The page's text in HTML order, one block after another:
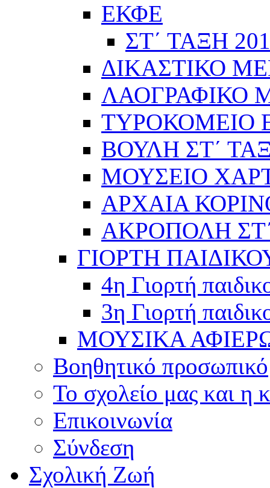
ΕΚΦΕ
ΣΤ΄ ΤΑΞΗ
ΔΙΚΑΣΤΙΚΟ
ΛΑΟΓΡΑΦΙΚΟ
ΤΥΡΟΚΟΜΕΙΟ
ΒΟΥΛΗ ΣΤ΄
ΜΟΥΣΕΙΟ
ΑΡΧΑΙΑ
ΑΚΡΟΠΟΛΗ
ΓΙΟΡΤΗ
4η Γιορτή
3η Γιορτή
ΜΟΥΣΙΚΑ
Βοηθητικό προσωπικό
Το σχολείο μας και η
Επικοινωνία
Σύνδεση
Σχολική Ζωή